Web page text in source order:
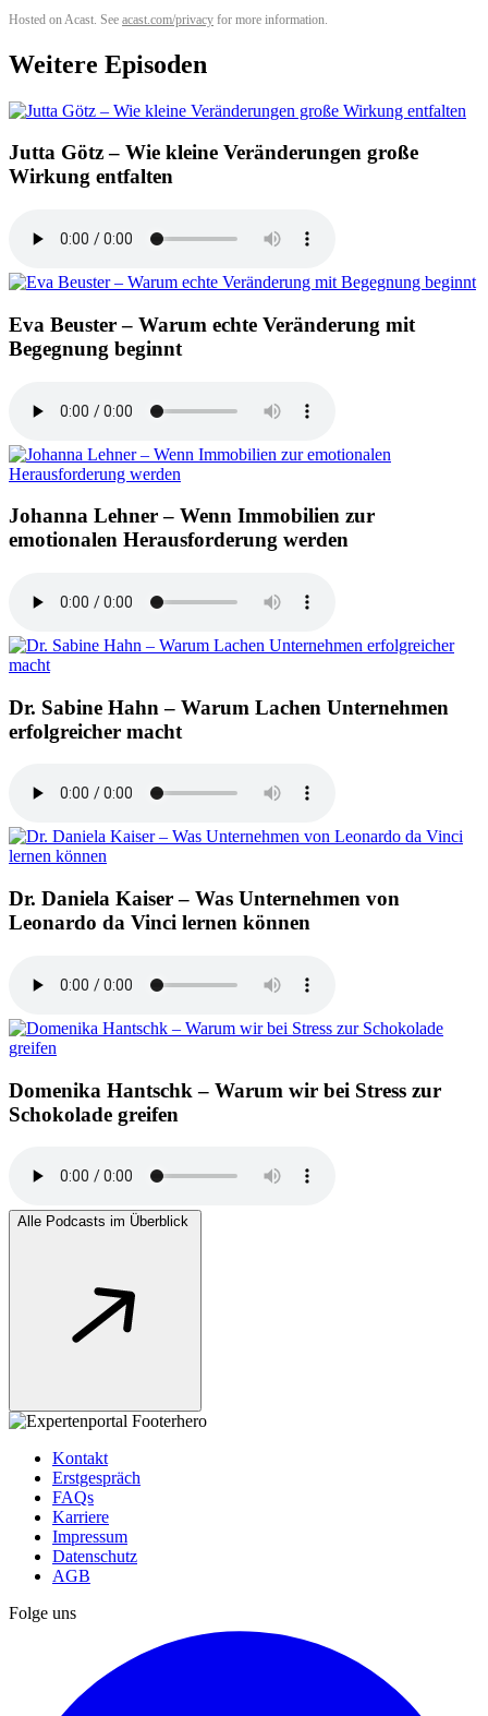
Hosted on Acast. See acast.com/privacy for more information.
Weitere Episoden
Jutta Götz – Wie kleine Veränderungen große
Wirkung entfalten
Eva Beuster – Warum echte Veränderung mit
Begegnung beginnt
Johanna Lehner – Wenn Immobilien zur
emotionalen Herausforderung werden
Dr. Sabine Hahn – Warum Lachen Unternehmen
erfolgreicher macht
Dr. Daniela Kaiser – Was Unternehmen von
Leonardo da Vinci lernen können
Domenika Hantschk – Warum wir bei Stress zur
Schokolade greifen
Alle Podcasts im Überblick
Kontakt
Erstgespräch
FAQs
Karriere
Impressum
Datenschutz
AGB
Folge uns